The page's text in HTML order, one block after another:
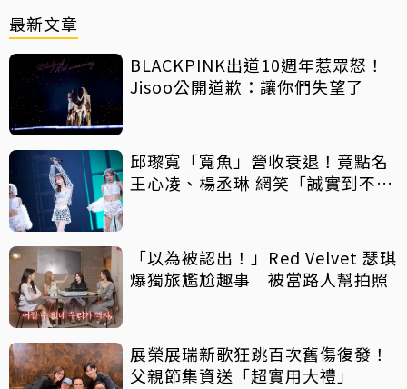
最新文章
BLACKPINK出道10週年惹眾怒！
Jisoo公開道歉：讓你們失望了
邱瓈寬「寬魚」營收衰退！竟點名
王心凌、楊丞琳 網笑「誠實到不
「以為被認出！」Red Velvet 瑟琪
爆獨旅尷尬趣事 被當路人幫拍照
展榮展瑞新歌狂跳百次舊傷復發！
父親節集資送「超實用大禮」